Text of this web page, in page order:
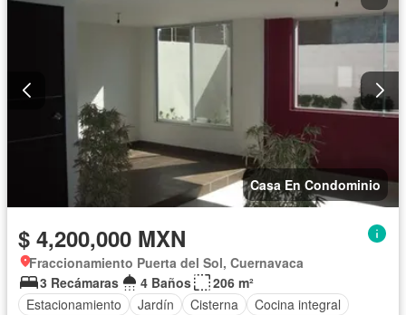
Recámara con closet
Caseta de vigilancia Sin amueblar
Casa En Condominio
$ 4,200,000 MXN
Fraccionamiento Puerta del Sol, Cuernavaca
3 Recámaras
4 Baños
206 m²
Estacionamiento
Jardín Cisterna
Cocina integral